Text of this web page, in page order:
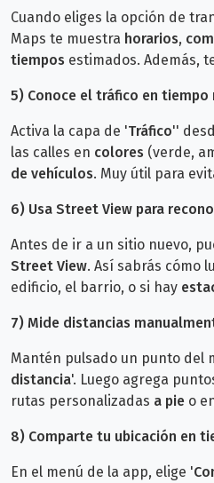
Cuando eliges la opción de
Maps te muestra horarios,
tiempos estimados. Además,
5) Conoce el tráfico en tiempo
Activa la capa de 'Tráfico''
las calles en colores (verde,
de vehículos. Muy útil para
6) Usa Street View para
Antes de ir a un sitio nuevo,
Street View. Así sabrás cómo
edificio, el barrio, o si hay
7) Mide distancias
Mantén pulsado un punto del
distancia'. Luego agrega
rutas personalizadas a pie o
8) Comparte tu ubicación en
En el menú de la app, elige '